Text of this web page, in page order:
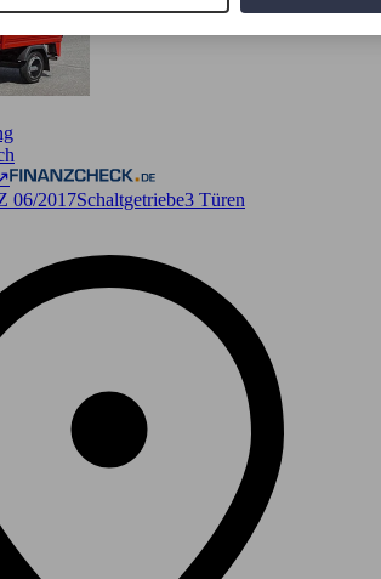
06/2017Schaltgetriebe3 Türen